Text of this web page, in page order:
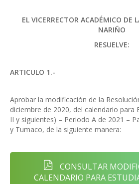
EL VICERRECTOR ACADÉMICO DE
NARIÑO
RESUELVE:
ARTICULO 1.-
Aprobar la modificación de la
diciembre de 2020, del calendario para
II y siguientes) – Periodo A de 2021 –
y Tumaco, de la siguiente manera:
CONSULTAR
CALENDARIO PARA